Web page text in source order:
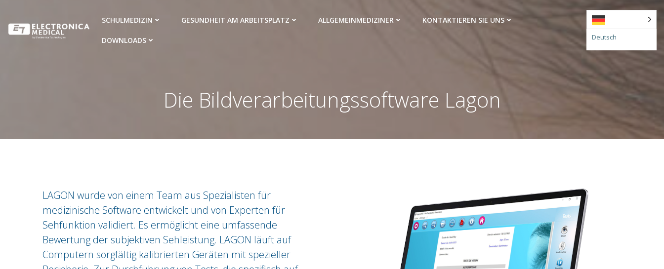
springen
SCHULMEDIZIN GESUNDHEIT AM ARBEITSPLATZ ALLGEMEINMEDIZINER KONTAKTIEREN SIE UNS
DOWNLOADS Deutsch
Die Bildverarbeitungssoftware Lagon
LAGON wurde von einem Team aus Spezialisten für
medizinische Software entwickelt und von Experten für
Sehfunktion validiert. Es ermöglicht eine umfassende
Bewertung der subjektiven Sehleistung. LAGON läuft auf
Computern sorgfältig kalibrierten Geräten mit spezieller